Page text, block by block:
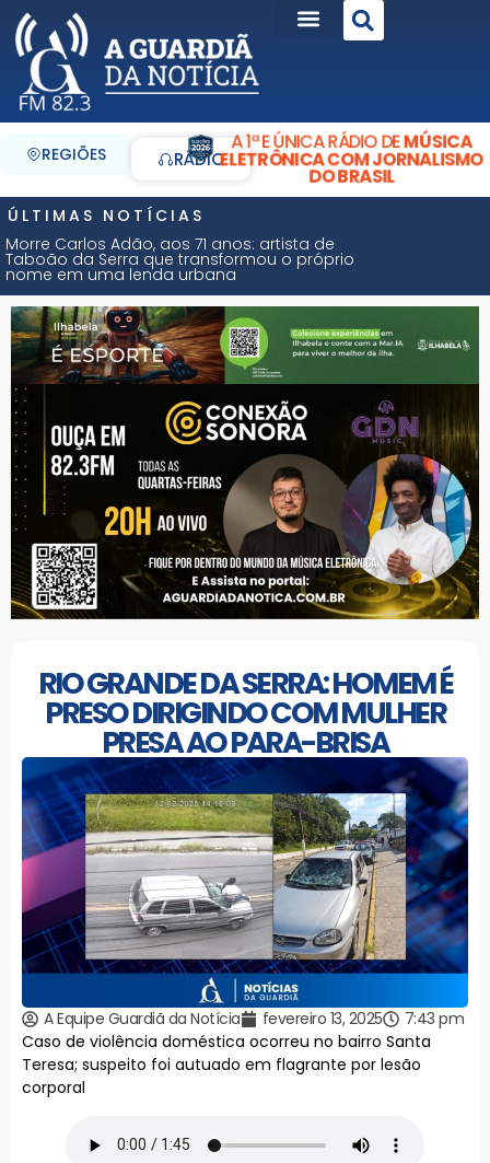
REGIÕES RÁDIO
A 1ª E ÚNICA RÁDIO DEMÚSICA
ELETRÔNICA COM JORNALISMO
DO BRASIL
ÚLTIMAS NOTÍCIAS
Morre Carlos Adão, aos 71 anos: artista de
Taboão da Serra que transformou o próprio
nome em uma lenda urbana
RIO GRANDE DA SERRA: HOMEM É
PRESO DIRIGINDO COM MULHER
PRESA AO PARA-BRISA
A Equipe Guardiã da Notícia fevereiro 13, 2025
7:43 pm
Caso de violência doméstica ocorreu no bairro Santa
Teresa; suspeito foi autuado em flagrante por lesão
corporal